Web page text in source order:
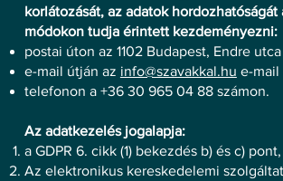
korlátozását, az adatok hordozhatóságát
módokon tudja érintett kezdeményezni:
postai úton az 1102 Budapest, Endre
e-mail útján az info@szavakkal.hu e-mail
telefonon a +36 30 965 04 88 számon.
Az adatkezelés jogalapja:
a GDPR 6. cikk (1) bekezdés b) és c) pont,
Az elektronikus kereskedelemi